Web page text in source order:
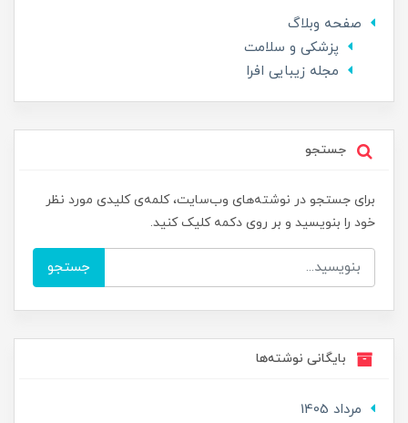
صفحه وبلاگ
پزشکی و سلامت
مجله زیبایی افرا
جستجو
برای جستجو در نوشته‌های وب‌سایت، کلمه‌ی کلیدی مورد نظر
خود را بنویسید و بر روی دکمه کلیک کنید.
جستجو
بایگانی نوشته‌ها
مرداد 1405